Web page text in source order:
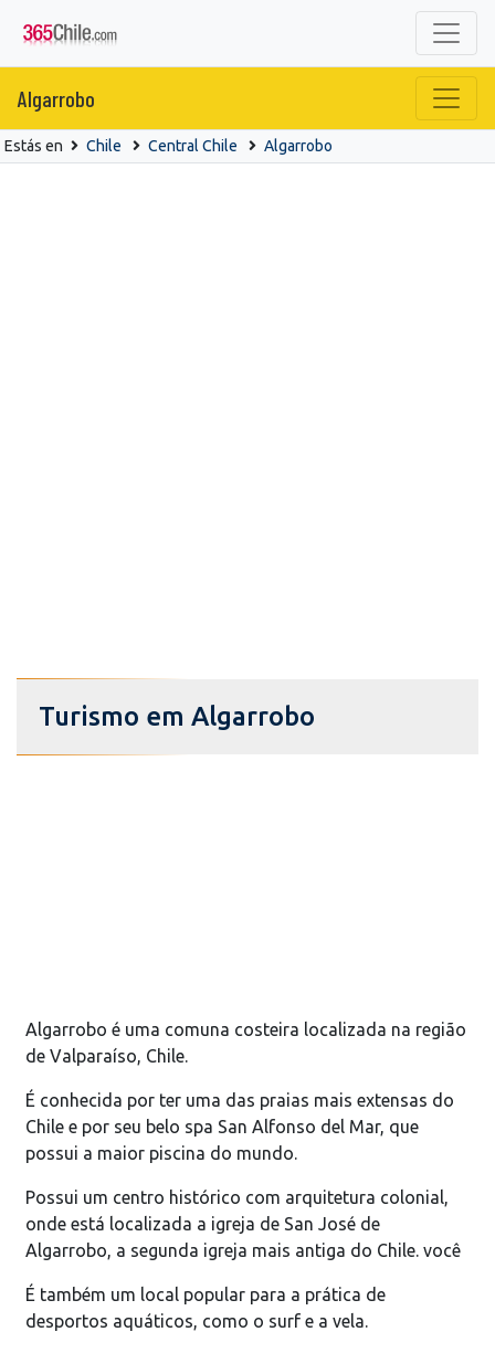
Algarrobo
Estás en Chile Central Chile Algarrobo
Turismo em Algarrobo
Algarrobo é uma comuna costeira localizada na região
de Valparaíso, Chile.
É conhecida por ter uma das praias mais extensas do
Chile e por seu belo spa San Alfonso del Mar, que
possui a maior piscina do mundo.
Possui um centro histórico com arquitetura colonial,
onde está localizada a igreja de San José de
Algarrobo, a segunda igreja mais antiga do Chile. você
É também um local popular para a prática de
desportos aquáticos, como o surf e a vela.